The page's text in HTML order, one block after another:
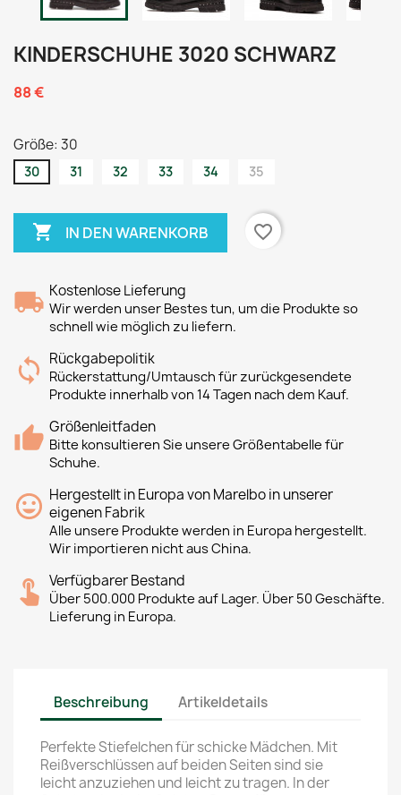
KINDERSCHUHE 3020 SCHWARZ
88 €
Größe: 30
30 31 32 33 34 35
 IN DEN WARENKORB favorite_border
Kostenlose Lieferung
Wir werden unser Bestes tun, um die Produkte so
schnell wie möglich zu liefern.
Rückgabepolitik
Rückerstattung/Umtausch für zurückgesendete
Produkte innerhalb von 14 Tagen nach dem Kauf.
Größenleitfaden
Bitte konsultieren Sie unsere Größentabelle für
Schuhe.
Hergestellt in Europa von Marelbo in unserer
eigenen Fabrik
Alle unsere Produkte werden in Europa hergestellt.
Wir importieren nicht aus China.
Verfügbarer Bestand
Über 500.000 Produkte auf Lager. Über 50 Geschäfte.
Lieferung in Europa.
Beschreibung Artikeldetails
Perfekte Stiefelchen für schicke Mädchen. Mit
Reißverschlüssen auf beiden Seiten sind sie
leicht anzuziehen und leicht zu tragen. In der